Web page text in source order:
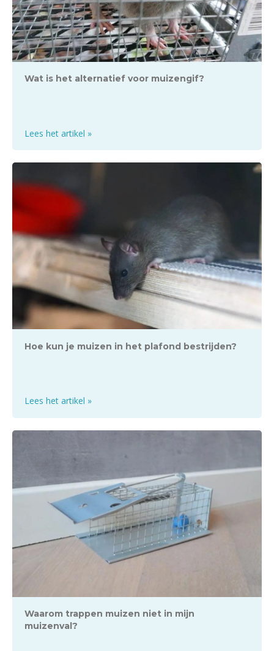
Wat is het alternatief voor muizengif?
Lees het artikel »
Hoe kun je muizen in het plafond bestrijden?
Lees het artikel »
Waarom trappen muizen niet in mijn
muizenval?